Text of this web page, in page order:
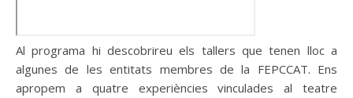
Al programa hi descobrireu els tallers que tenen lloc a
algunes de les entitats membres de la FEPCCAT. Ens
apropem a quatre experiències vinculades al teatre